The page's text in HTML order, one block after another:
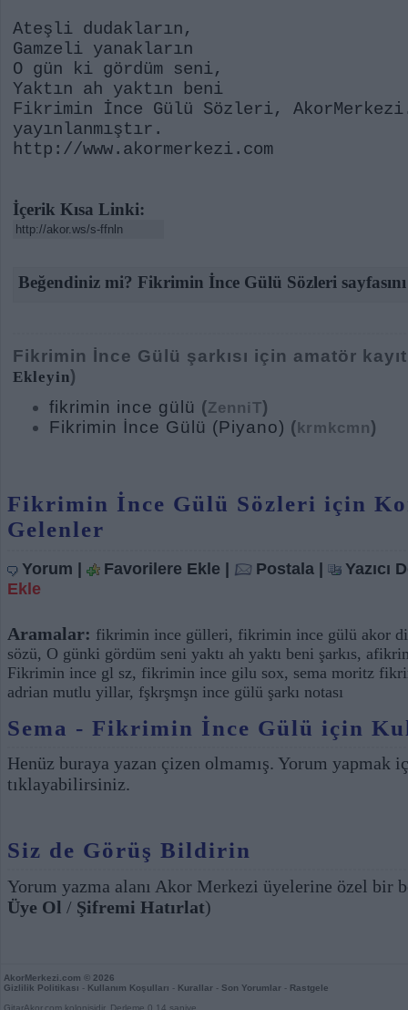
Ateşli dudakların,
Gamzeli yanakların
O gün ki gördüm seni,
Yaktın ah yaktın beni
Fikrimin İnce Gülü Sözleri,
yayınlanmıştır.
http://www.akormerkezi.com
İçerik Kısa Linki:
Beğendiniz mi? Fikrimin İnce Gülü Sözleri
Fikrimin İnce Gülü şarkısı için amatör
Ekleyin)
fikrimin ince gülü (ZenniT)
Fikrimin İnce Gülü (Piyano) (krmkcmn)
Fikrimin İnce Gülü Sözleri için
Gelenler
Yorum | Favorilere Ekle | Postala |
Yazıcı
Ekle
Aramalar: fikrimin ince gülleri, fikrimin ince gülü akor
sözü, O günki gördüm seni yaktı ah yaktı beni şarkıs,
Fikrimin ince gl sz, fikrimin ince gilu sox, sema moritz
adrian mutlu yillar, fşkrşmşn ince gülü şarkı notası
Sema - Fikrimin İnce Gülü için
Henüz buraya yazan çizen olmamış. Yorum yapmak
tıklayabilirsiniz.
Siz de Görüş Bildirin
Yorum yazma alanı Akor Merkezi üyelerine özel bir
Üye Ol / Şifremi Hatırlat)
AkorMerkezi.com © 2026
Gizlilik Politikası - Kullanım Koşulları - Kurallar - Son Yorumlar - Rastgele
GitarAkor.com kolonisidir. Derleme 0,14 saniye.